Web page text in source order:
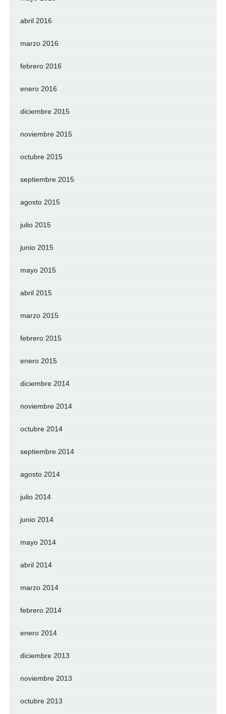
abril 2016
marzo 2016
febrero 2016
enero 2016
diciembre 2015
noviembre 2015
octubre 2015
septiembre 2015
agosto 2015
julio 2015
junio 2015
mayo 2015
abril 2015
marzo 2015
febrero 2015
enero 2015
diciembre 2014
noviembre 2014
octubre 2014
septiembre 2014
agosto 2014
julio 2014
junio 2014
mayo 2014
abril 2014
marzo 2014
febrero 2014
enero 2014
diciembre 2013
noviembre 2013
octubre 2013